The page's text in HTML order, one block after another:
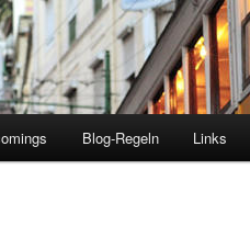
Blog-Regeln Links